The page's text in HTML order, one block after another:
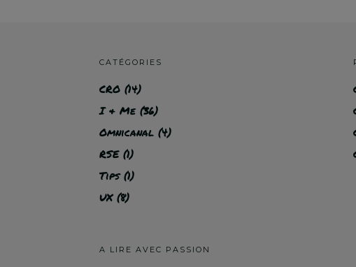
CATÉGORIES
CRO (14)
I & Me (36)
Omnicanal (4)
RSE(1)
Tips(1)
UX(8)
A LIRE AVEC PASSION